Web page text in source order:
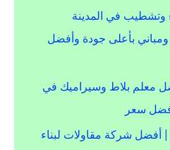
وتشطيب في المدينة
ومباني بأعلى جودة وأفضل
معلم بلاط وسيراميك في
سعر
| أفضل شركة مقاولات لبناء